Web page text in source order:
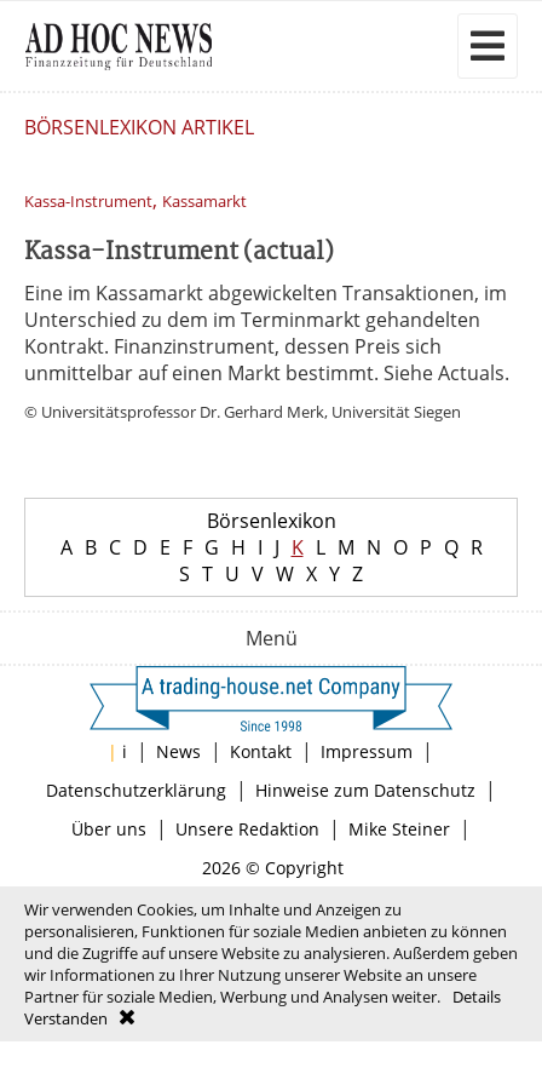
BÖRSENLEXIKON ARTIKEL
Kassa-Instrument, Kassamarkt
Kassa-Instrument (actual)
Eine im Kassamarkt abgewickelten Transaktionen, im
Unterschied zu dem im Terminmarkt gehandelten
Kontrakt. Finanzinstrument, dessen Preis sich
unmittelbar auf einen Markt bestimmt. Siehe Actuals.
© Universitätsprofessor Dr. Gerhard Merk, Universität Siegen
Börsenlexikon
A B C D E F G H I J K L M N O P Q R
S T U V W X Y Z
Menü
| i | News | Kontakt | Impressum |
Datenschutzerklärung| Hinweise zum Datenschutz |
Über uns | Unsere Redaktion | Mike Steiner|
2026 © Copyright
Wir verwenden Cookies, um Inhalte und Anzeigen zu
personalisieren, Funktionen für soziale Medien anbieten zu können
und die Zugriffe auf unsere Website zu analysieren. Außerdem geben
wir Informationen zu Ihrer Nutzung unserer Website an unsere
Partner für soziale Medien, Werbung und Analysen weiter.
Details
Verstanden